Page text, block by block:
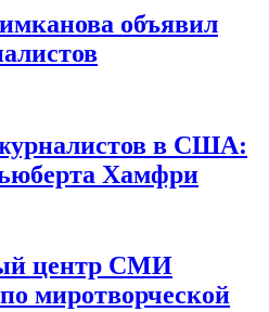
объявил
в США:
Хамфри
центр СМИ
миротворческой